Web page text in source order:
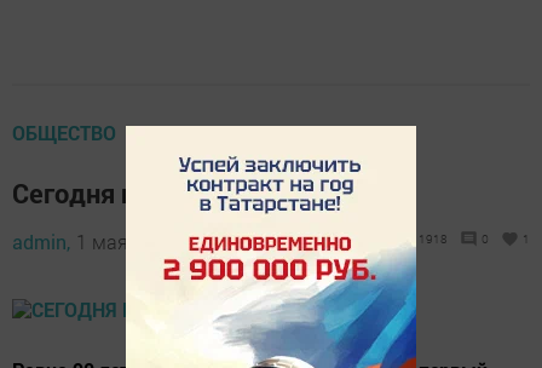
ОБЩЕСТВО
Сегодня нашей газете — 90 лет!
admin, 1 мая 2021 - 11:02 1918 0 1